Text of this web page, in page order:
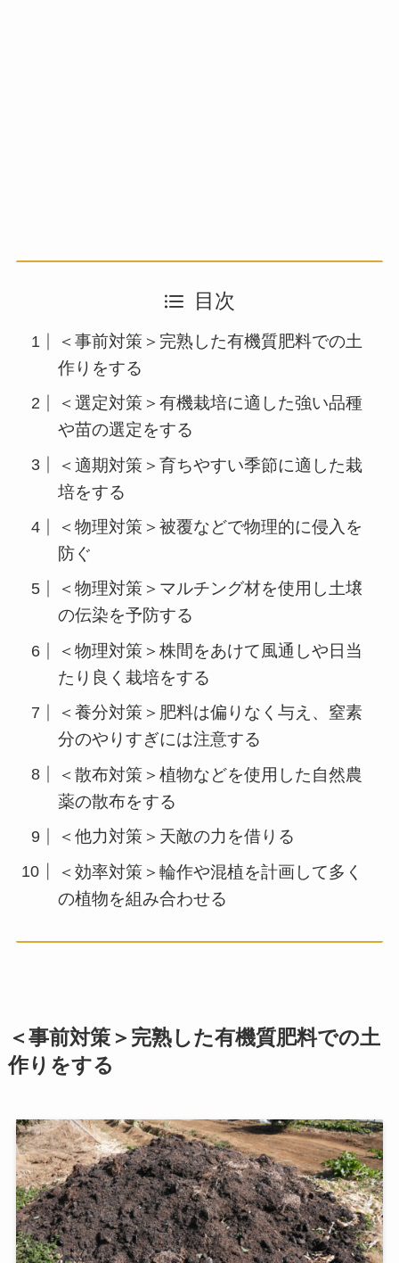
目次
＜事前対策＞完熟した有機質肥料での土
作りをする
＜選定対策＞有機栽培に適した強い品種
や苗の選定をする
＜適期対策＞育ちやすい季節に適した栽
培をする
＜物理対策＞被覆などで物理的に侵入を
防ぐ
＜物理対策＞マルチング材を使用し土壌
の伝染を予防する
＜物理対策＞株間をあけて風通しや日当
たり良く栽培をする
＜養分対策＞肥料は偏りなく与え、窒素
分のやりすぎには注意する
＜散布対策＞植物などを使用した自然農
薬の散布をする
＜他力対策＞天敵の力を借りる
＜効率対策＞輪作や混植を計画して多く
の植物を組み合わせる
＜事前対策＞完熟した有機質肥料での土
作りをする